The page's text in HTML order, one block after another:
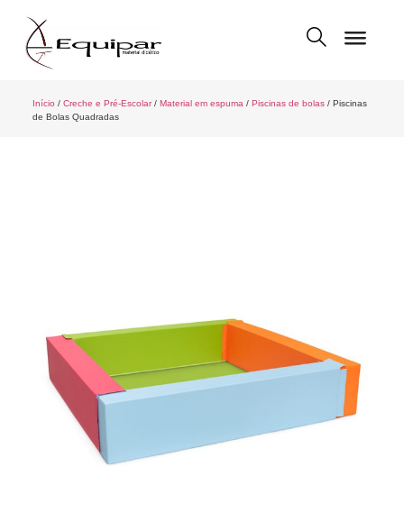
Início / Creche e Pré-Escolar/ Material em espuma / Piscinas de bolas/ Piscinas
de Bolas Quadradas